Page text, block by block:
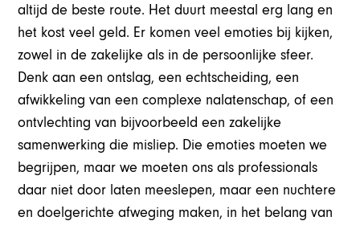
altijd de beste route. Het duurt meestal erg lang en
het kost veel geld. Er komen veel emoties bij kijken,
zowel in de zakelijke als in de persoonlijke sfeer.
Denk aan een ontslag, een echtscheiding, een
afwikkeling van een complexe nalatenschap, of een
ontvlechting van bijvoorbeeld een zakelijke
samenwerking die misliep. Die emoties moeten we
begrijpen, maar we moeten ons als professionals
daar niet door laten meeslepen, maar een nuchtere
en doelgerichte afweging maken, in het belang van